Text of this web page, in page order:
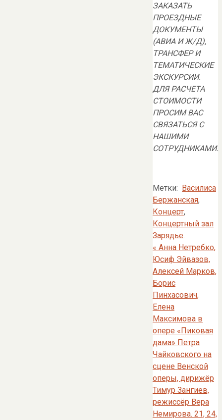
ЗАКАЗАТЬ
ПРОЕЗДНЫЕ
ДОКУМЕНТЫ
(АВИА И Ж/Д),
ТРАНСФЕР И
ТЕМАТИЧЕСКИЕ
ЭКСКУРСИИ.
ДЛЯ РАСЧЕТА
СТОИМОСТИ
ПРОСИМ ВАС
СВЯЗАТЬСЯ С
НАШИМИ
СОТРУДНИКАМИ.
Метки: Василиса
Бержанская,
Концерт,
Концертный зал
Зарядье.
« Анна Нетребко,
Юсиф Эйвазов,
Алексей Марков,
Борис
Пинхасович,
Елена
Максимова в
опере «Пиковая
дама» Петра
Чайковского на
сцене Венской
оперы, дирижёр
Тимур Зангиев,
режиссёр Вера
Немирова. 21, 24,